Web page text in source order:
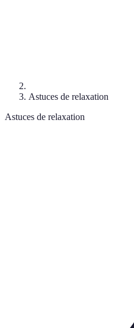
Astuces de relaxation
Astuces de relaxation